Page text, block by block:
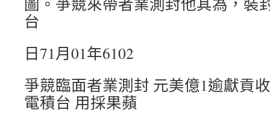
台
日71月01年6102
爭競臨面者業測封 元美億1逾獻貢
電積台 用採果蘋